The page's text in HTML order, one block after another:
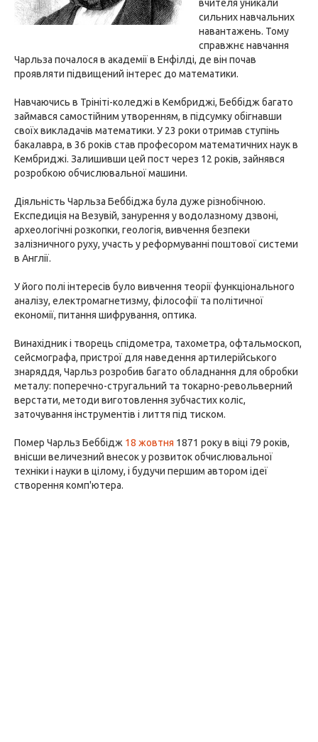
вчителя уникали
сильних навчальних
навантажень. Тому
справжнє навчання
Чарльза почалося в академії в Енфілді, де він почав
проявляти підвищений інтерес до математики.
Навчаючись в Трініті-коледжі в Кембриджі, Беббідж багато
займався самостійним утворенням, в підсумку обігнавши
своїх викладачів математики. У 23 роки отримав ступінь
бакалавра, в 36 років став професором математичних наук в
Кембриджі. Залишивши цей пост через 12 років, зайнявся
розробкою обчислювальної машини.
Діяльність Чарльза Беббіджа була дуже різнобічною.
Експедиція на Везувій, занурення у водолазному дзвоні,
археологічні розкопки, геологія, вивчення безпеки
залізничного руху, участь у реформуванні поштової системи
в Англії.
У його полі інтересів було вивчення теорії функціонального
аналізу, електромагнетизму, філософії та політичної
економії, питання шифрування, оптика.
Винахідник і творець спідометра, тахометра, офтальмоскоп,
сейсмографа, пристрої для наведення артилерійського
знаряддя, Чарльз розробив багато обладнання для обробки
металу: поперечно-стругальний та токарно-револьверний
верстати, методи виготовлення зубчастих коліс,
заточування інструментів і лиття під тиском.
Помер Чарльз Беббідж 18 жовтня 1871 року в віці 79 років,
внісши величезний внесок у розвиток обчислювальної
техніки і науки в цілому, і будучи першим автором ідеї
створення комп'ютера.